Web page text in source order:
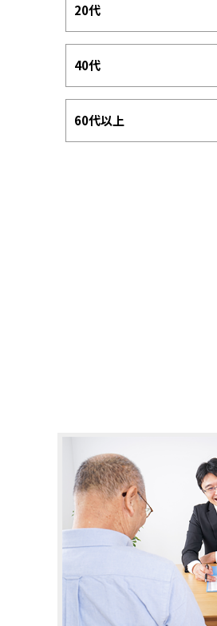
20代
40代
60代以上